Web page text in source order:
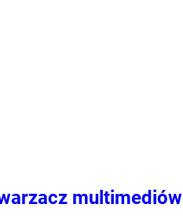
multimediów